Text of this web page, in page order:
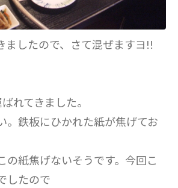
ましたので、さて混ぜますヨ!!
れてきました。
。鉄板にひかれた紙が焦げてお
の紙焦げないそうです。今回こ
したので